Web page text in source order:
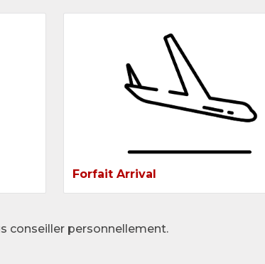
Forfait Arrival
conseiller personnellement.